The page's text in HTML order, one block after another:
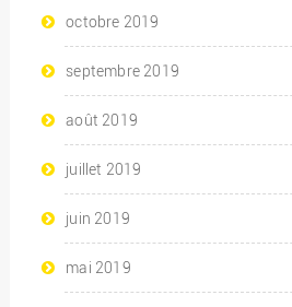
octobre 2019
septembre 2019
août 2019
juillet 2019
juin 2019
mai 2019